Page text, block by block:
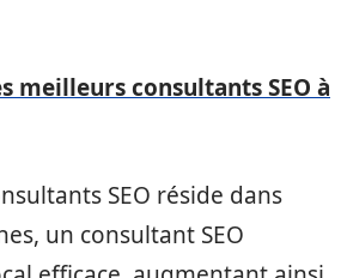
meilleurs consultants SEO à
SEO réside dans
un consultant SEO